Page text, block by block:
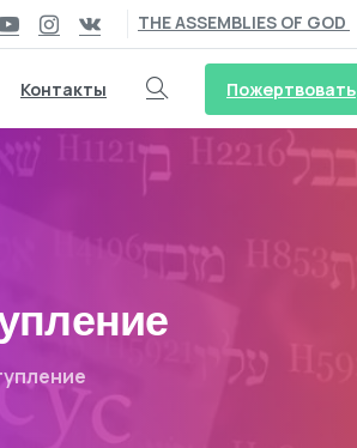
THE ASSEMBLIES OF GOD
Контакты Пожертвовать